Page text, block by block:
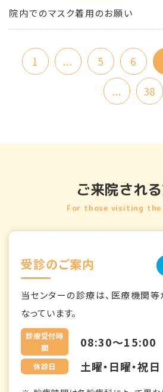
院内でのマスク着用のお願い
1 ... 5 6
...
38
ご来院され
For those visiting
受診のご案内
当センターの診療は、医療機関等
なっています。
診療受付時
間
08:30～15:00
休診日 土曜・日曜・祝日